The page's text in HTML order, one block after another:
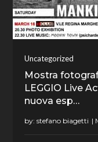
Uncategorized
Mostra
LEGGIO Live
nuova esp…
by:stefano biagetti